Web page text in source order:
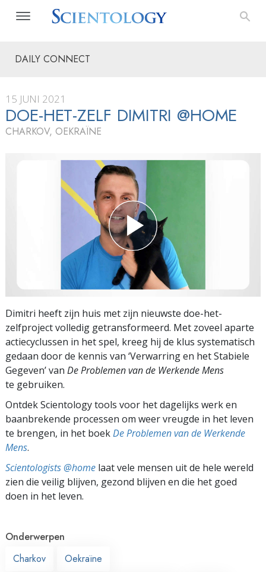
DAILY CONNECT
15 JUNI 2021
DOE-HET-ZELF DIMITRI @HOME
CHARKOV, OEKRAÏNE
Dimitri heeft zijn huis met zijn nieuwste doe-het-
zelfproject volledig getransformeerd. Met zoveel aparte
actiecyclussen in het spel, kreeg hij de klus systematisch
gedaan door de kennis van ‘Verwarring en het Stabiele
Gegeven’ van De Problemen van de Werkende Mens
te gebruiken.
Ontdek Scientology tools voor het dagelijks werk en
baanbrekende processen om weer vreugde in het leven
te brengen, in het boekDe Problemen van de Werkende
Mens.
Scientologists @home laat vele mensen uit de hele wereld
zien die veilig blijven, gezond blijven en die het goed
doen in het leven.
Onderwerpen
Charkov
Oekraïne